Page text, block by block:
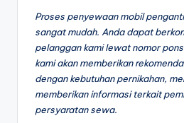
Proses penyewaan mobil
sangat mudah. Anda dapat
pelanggan kami lewat nomor
kami akan memberikan
dengan kebutuhan pernikahan,
memberikan informasi terkait
persyaratan sewa.